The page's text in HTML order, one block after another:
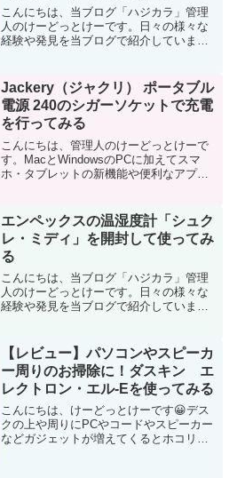
こんにちは、当ブログ「ハジカラ」管理
人のけーどっとけーです。日々の様々な
経験や発見を当ブログで紹介していま
は、ニトリの「オープンスタンドポー
チ」のLサイズ グレーカラーを...
Jackery（ジャクリ） ポータブル
電源 240のシガーソケットで充電
を行ってみる
こんにちは、管理人のけーどっとけーで
す。MacとWindowsのPCに加えてスマ
ホ・タブレットの新機能や便利なアプリ
を当ブログで紹介しています。ほぼ毎日
更新しています！...
エンペックスの温湿度計「シュク
レ・ミディ」を開封して使ってみ
る
こんにちは、当ブログ「ハジカラ」管理
人のけーどっとけーです。日々の様々な
経験や発見を当ブログで紹介していま
は、家庭用温度計・湿度計・気圧計専門
メーカー「エンペックス」の温...
【レビュー】パソコンやスピーカ
ー周りのお掃除に！ダスキン エ
レクトロン・エル-Eを使ってみる
こんにちは、けーどっとけーです😀デス
クの上や周りにPCやコードやスピーカー
などガジェットが増えてくるとホコリも